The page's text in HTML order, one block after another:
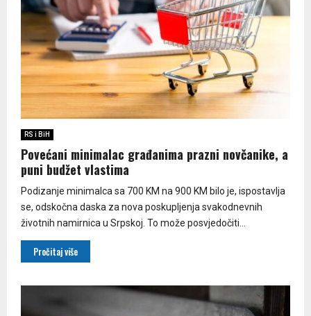
RS i BiH
Povećani minimalac građanima prazni novčanike, a
puni budžet vlastima
Podizanje minimalca sa 700 KM na 900 KM bilo je, ispostavlja
se, odskočna daska za nova poskupljenja svakodnevnih
životnih namirnica u Srpskoj. To može posvjedočiti...
Pročitaj više